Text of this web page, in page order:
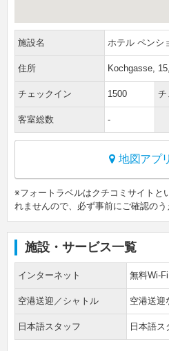
施設名 ホテル ペンシ
住所 Kochgasse,
チェックイン 1500 チ
客室総数 -
地図アプ
※フォートラベルはクチコミサイトと
れませんので、必ず事前にご確認のう
施設・サービス一覧
インターネット 無料Wi-Fi
空港送迎／シャトル 空港送迎
日本語スタッフ 日本語ス